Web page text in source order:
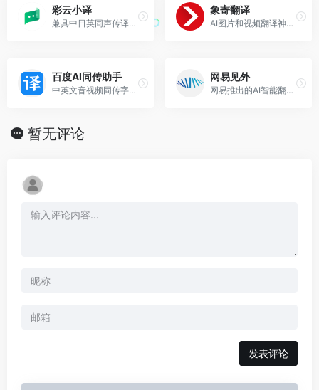
彩云小译
兼具中日英同声传译、文档翻译和网页翻译的智能翻译工具
象寄翻译
AI图片和视频翻译神器，支持多种语言的翻译
百度AI同传助手
中英文音视频同传字幕工具
网易见外
网易推出的AI智能翻译平台，支持音视频、文档、图片、字幕等翻译
暂无评论
发表评论